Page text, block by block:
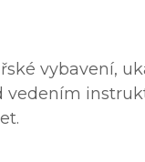
vybavení,
vedením